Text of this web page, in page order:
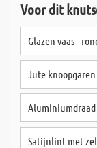
Voor dit
Glazen vaas -
Jute
Aluminiumdraad
Satijnlint met